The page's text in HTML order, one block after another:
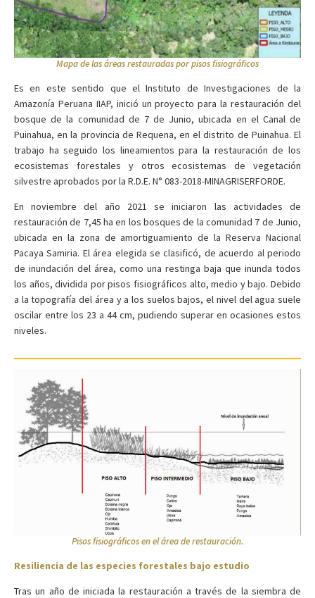
Mapa de las áreas restauradas por pisos fisiográficos
Es en este sentido que el Instituto de Investigaciones de la
Amazonía Peruana ­IIAP, inició un proyecto para la restauración del
bosque de la comunidad de 7 de Junio, ubicada en el Canal de
Puinahua, en la provincia de Requena, en el distrito de Puinahua. El
trabajo ha seguido los lineamientos para la restauración de los
ecosistemas forestales y otros ecosistemas de vegetación
silvestre aprobados por la R.D.E. N° 083­-2018­-MINAGRI­SERFOR­DE.
En noviembre del año 2021 se iniciaron las actividades de
restauración de 7,45 ha en los bosques de la comunidad 7 de Junio,
ubicada en la zona de amortiguamiento de la Reserva Nacional
Pacaya Samiria. El área elegida se clasificó, de acuerdo al periodo
de inundación del área, como una restinga baja que inunda todos
los años, dividida por pisos fisiográficos alto, medio y bajo. Debido
a la topografía del área y a los suelos bajos, el nivel del agua suele
oscilar entre los 23 a 44 cm, pudiendo superar en ocasiones estos
niveles.
Pisos fisiográficos en el área de restauración.
Resiliencia de las especies forestales bajo estudio
Tras un año de iniciada la restauración a través de la siembra de